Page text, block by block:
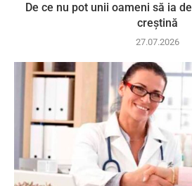
De ce nu pot unii oameni să ia
creștină
27.07.2026